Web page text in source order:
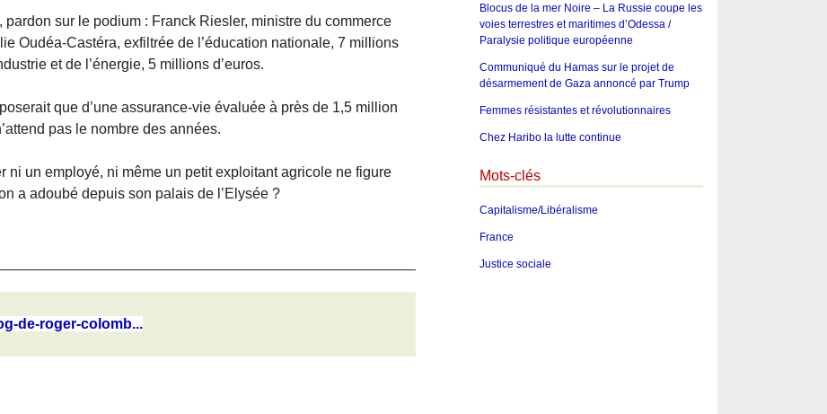
sur le podium : Franck Riesler, ministre du commerce
Oudéa-Castéra, exfiltrée de l’éducation nationale, 7 millions
et de l’énergie, 5 millions d’euros.
que d’une assurance-vie évaluée à près de 1,5 million
pas le nombre des années.
ni un employé, ni même un petit exploitant agricole ne figure
a adoubé depuis son palais de l’Elysée ?
de-roger-colomb...
Blocus de la mer Noire – La Russie coupe les
voies terrestres et maritimes d’Odessa /
Paralysie politique européenne
Communiqué du Hamas sur le projet de
désarmement de Gaza annoncé par Trump
Femmes résistantes et révolutionnaires
Chez Haribo la lutte continue
Mots-clés
Capitalisme/Libéralisme
France
Justice sociale